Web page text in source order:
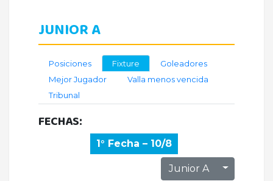
JUNIOR A
Posiciones Fixture
Goleadores
Mejor Jugador
Valla menos vencida
Tribunal
FECHAS:
1° Fecha – 10/8
Junior A Toggle